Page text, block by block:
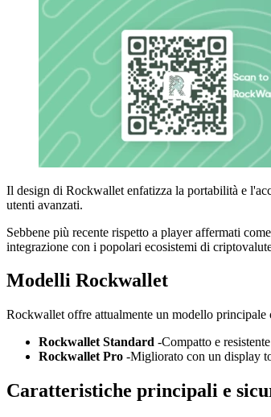
Il design di Rockwallet enfatizza la portabilità e
utenti avanzati.
Sebbene più recente rispetto a player affermati
integrazione con i popolari ecosistemi di
Modelli Rockwallet
Rockwallet offre attualmente un modello principale
Rockwallet Standard -Compatto e
Rockwallet Pro -Migliorato con un display
Caratteristiche principali e